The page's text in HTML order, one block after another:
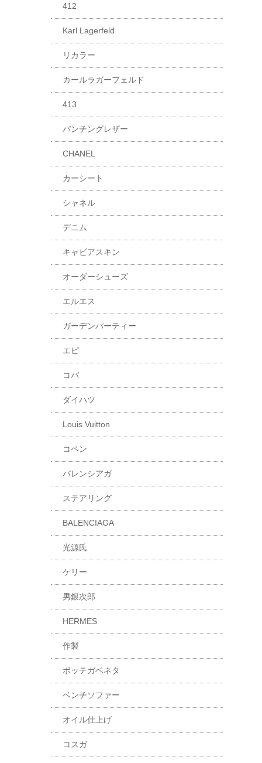
412
Karl Lagerfeld
リカラー
カールラガーフェルド
413
パンチングレザー
CHANEL
カーシート
シャネル
デニム
キャビアスキン
オーダーシューズ
エルエス
ガーデンパーティー
エピ
コバ
ダイハツ
Louis Vuitton
コペン
バレンシアガ
ステアリング
BALENCIAGA
光源氏
ケリー
男銀次郎
HERMES
作製
ボッテガベネタ
ベンチソファー
オイル仕上げ
コスガ